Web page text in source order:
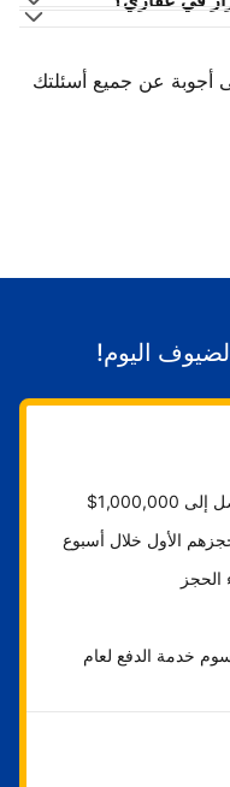
أجوبة عن جميع أسئلتك
اليوم!
خدمة الدفع لعام